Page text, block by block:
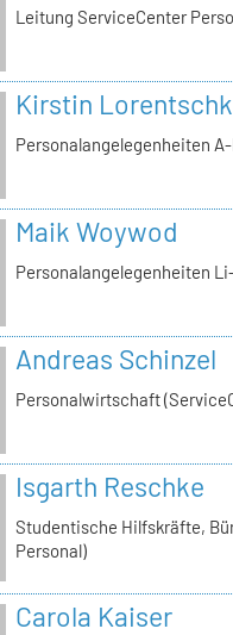
Leitung ServiceCenter
Kirstin Lorentschk
Personalangelegenheiten
Maik Woywod
Personalangelegenheiten
Andreas Schinzel
Personalwirtschaft
Isgarth Reschke
Studentische Hilfskräfte,
Personal)
Carola Kaiser